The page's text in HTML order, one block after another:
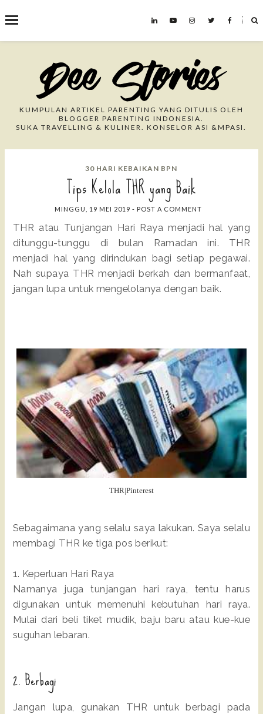
˟
Search This Blog
KUMPULAN ARTIKEL PARENTING YANG DITULIS OLEH
BLOGGER PARENTING INDONESIA.
SUKA TRAVELLING & KULINER. KONSELOR ASI &MPASI.
30 HARI KEBAIKAN BPN
Tips Kelola THR yang Baik
MINGGU, 19 MEI 2019 - POST A COMMENT
THR atau Tunjangan Hari Raya menjadi hal yang
ditunggu-tunggu di bulan Ramadan ini. THR
menjadi hal yang dirindukan bagi setiap pegawai.
Nah supaya THR menjadi berkah dan bermanfaat,
jangan lupa untuk mengelolanya dengan baik.
THR|Pinterest
Sebagaimana yang selalu saya lakukan. Saya selalu
membagi THR ke tiga pos berikut:
1. Keperluan Hari Raya
Namanya juga tunjangan hari raya, tentu harus
digunakan untuk memenuhi kebutuhan hari raya.
Mulai dari beli tiket mudik, baju baru atau kue-kue
suguhan lebaran.
2. Berbagi
Jangan lupa, gunakan THR untuk berbagi pada